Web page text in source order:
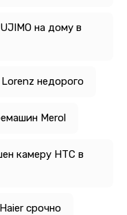
на дому в
недорого
Merol
камеру HTC в
срочно